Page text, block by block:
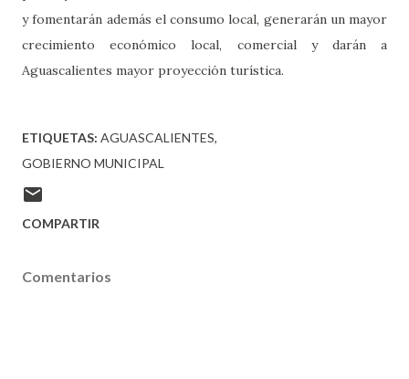
y fomentarán además el consumo local, generarán un mayor
crecimiento económico local, comercial y darán a
Aguascalientes mayor proyección turística.
ETIQUETAS: AGUASCALIENTES
GOBIERNO MUNICIPAL
COMPARTIR
Comentarios